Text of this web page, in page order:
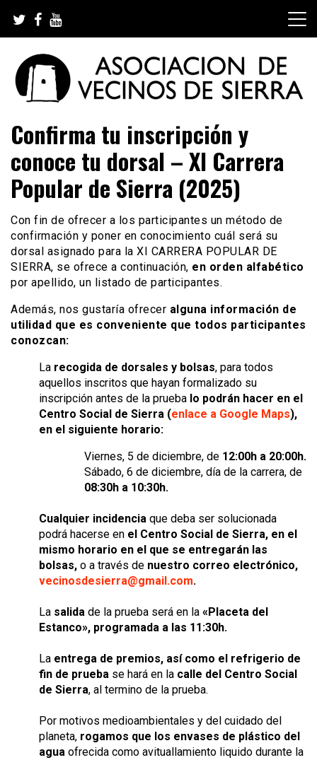
content
Asociación de Vecinos de Sierra
Confirma tu inscripción y
conoce tu dorsal – XI Carrera
Popular de Sierra (2025)
Con fin de ofrecer a los participantes un método de
confirmación y poner en conocimiento cuál será su
dorsal asignado para la XI CARRERA POPULAR DE
SIERRA, se ofrece a continuación, en orden alfabético
por apellido, un listado de participantes.
Además, nos gustaría ofrecer alguna información de
utilidad que es conveniente que todos participantes
conozcan:
La recogida de dorsales y bolsas, para todos
aquellos inscritos que hayan formalizado su
inscripción antes de la prueba lo podrán hacer en el
Centro Social de Sierra (enlace a Google Maps),
en el siguiente horario:
Viernes, 5 de diciembre, de 12:00h a 20:00h.
Sábado, 6 de diciembre, día de la carrera, de
08:30h a 10:30h.
Cualquier incidencia que deba ser solucionada
podrá hacerse en el Centro Social de Sierra, en el
mismo horario en el que se entregarán las
bolsas, o a través de nuestro correo electrónico,
vecinosdesierra@gmail.com.
La salida de la prueba será en la «Placeta del
Estanco», programada a las 11:30h.
La entrega de premios, así como el refrigerio de
fin de prueba se hará en la calle del Centro Social
de Sierra, al termino de la prueba.
Por motivos medioambientales y del cuidado del
planeta, rogamos que los envases de plástico del
agua ofrecida como avituallamiento liquido durante la